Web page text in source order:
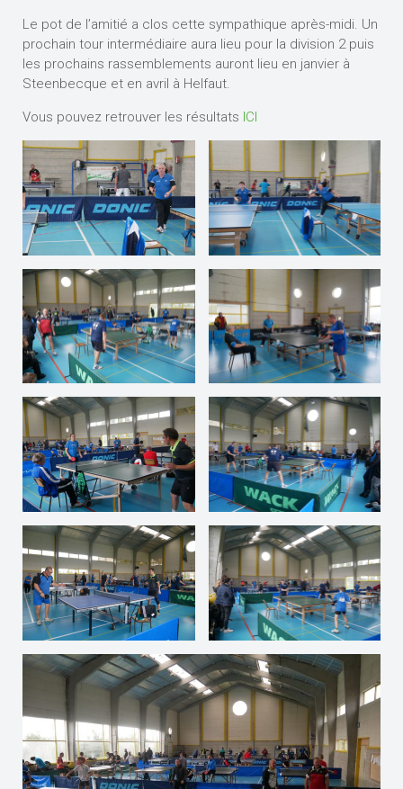
Le pot de l’amitié a clos cette sympathique après-midi. Un
prochain tour intermédiaire aura lieu pour la division 2 puis
les prochains rassemblements auront lieu en janvier à
Steenbecque et en avril à Helfaut.
Vous pouvez retrouver les résultats ICI